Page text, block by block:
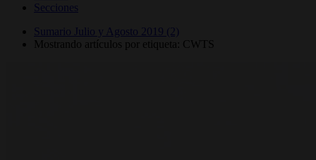
Secciones
Sumario Julio y Agosto 2019 (2)
Mostrando artículos por etiqueta: CWTS